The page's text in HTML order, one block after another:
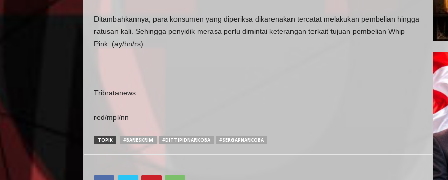
Ditambahkannya, para konsumen yang diperiksa dikarenakan tercatat melakukan pembelian hingga
ratusan kali. Sehingga penyidik merasa perlu dimintai keterangan terkait tujuan pembelian Whip
Pink. (ay/hn/rs)
Tribratanews
red/mpl/nn
TOPIK #BARESKRIM #DITTIPIDNARKOBA #SERGAPNARKOBA